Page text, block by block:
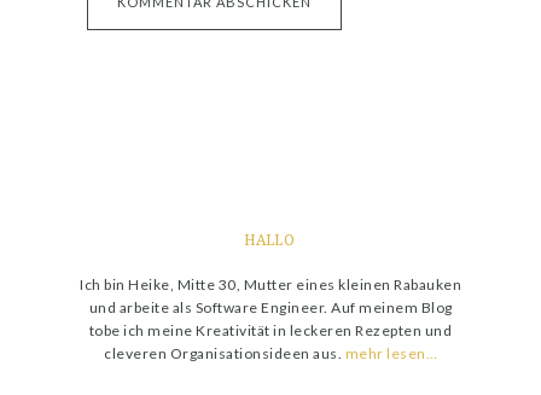
HALLO
Ich bin Heike, Mitte 30, Mutter eines kleinen Rabauken
und arbeite als Software Engineer. Auf meinem Blog
tobe ich meine Kreativität in leckeren Rezepten und
cleveren Organisationsideen aus. mehr lesen…